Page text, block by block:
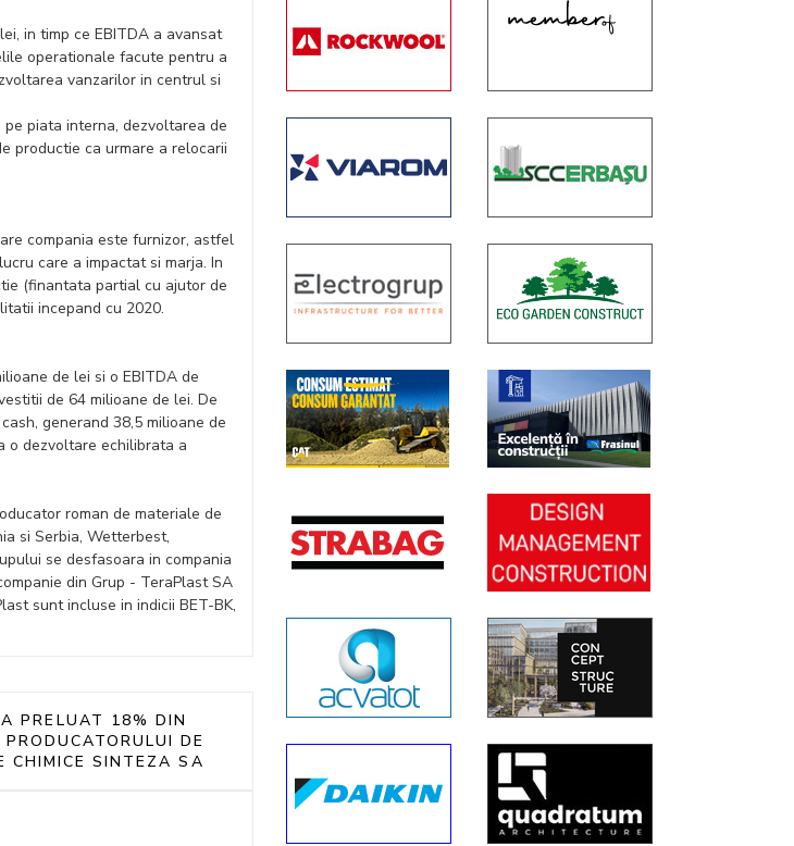
in timp ce EBITDA a avansat
operationale facute pentru a
vanzarilor in centrul si
piata interna, dezvoltarea de
productie ca urmare a relocarii
compania este furnizor, astfel
care a impactat si marja. In
(finantata partial cu ajutor de
incepand cu 2020.
de lei si o EBITDA de
de 64 milioane de lei. De
generand 38,5 milioane de
o dezvoltare echilibrata a
roman de materiale de
si Serbia, Wetterbest,
se desfasoara in compania
din Grup - TeraPlast SA
sunt incluse in indicii BET-BK,
PRELUAT 18% DIN
DE
CHIMICE SINTEZA SA